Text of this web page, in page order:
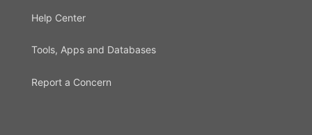
Help Center
Tools, Apps and Databases
Report a Concern